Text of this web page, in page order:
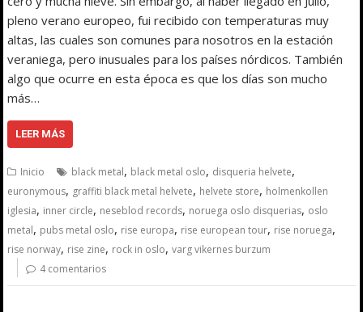
pleno verano europeo, fui recibido con temperaturas muy
altas, las cuales son comunes para nosotros en la estación
veraniega, pero inusuales para los países nórdicos. También
algo que ocurre en esta época es que los días son mucho
más…
LEER MÁS
Inicio black metal, black metal oslo, disqueria helvete,
euronymous, graffiti black metal helvete, helvete store, holmenkollen
iglesia, inner circle, neseblod records, noruega oslo disquerias, oslo
metal, pubs metal oslo, rise europa, rise european tour, rise noruega,
rise norway, rise zine, rock in oslo,varg vikernes burzum
4 comentarios